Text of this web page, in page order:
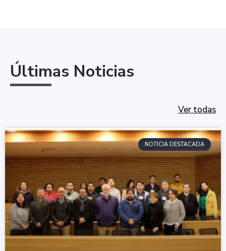
Últimas Noticias
Ver todas
NOTICIA DESTACADA